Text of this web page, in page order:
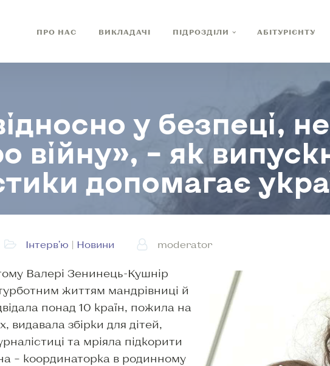
ПРО НАС ВИКЛАДАЧІ ПІДРОЗДІЛИ АБІТУРІЄНТУ
у безпеці,
війну», – як
допомагає
Інтерв’ю | Новини moderator
Валері Зенинець-Кушнір
життям мандрівниці й
понад 10 країн, пожила на
видавала збірки для дітей,
та мріяла підкорити
– координаторка в родинному